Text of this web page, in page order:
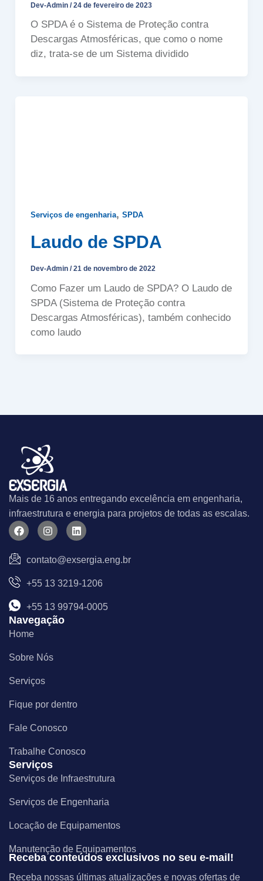
Dev-Admin /24 de fevereiro de 2023
O SPDA é o Sistema de Proteção contra
Descargas Atmosféricas, que como o nome
diz, trata-se de um Sistema dividido
Serviços de engenharia, SPDA
Laudo de SPDA
Dev-Admin /21 de novembro de 2022
Como Fazer um Laudo de SPDA? O Laudo de
SPDA (Sistema de Proteção contra
Descargas Atmosféricas), também conhecido
como laudo
Mais de 16 anos entregando excelência em engenharia,
infraestrutura e energia para projetos de todas as escalas.
F
a
e
b
o
o
I
n
t
a
r
m
L
i
k
e
i
contato@exsergia.eng.br
+55 13 3219-1206
+55 13 99794-0005
Navegação
Home
Sobre Nós
Serviços
Fique por dentro
Fale Conosco
Trabalhe Conosco
Serviços
Serviços de Infraestrutura
Serviços de Engenharia
Locação de Equipamentos
Manutenção de Equipamentos
Receba conteúdos exclusivos no seu e-mail!
Receba nossas últimas atualizações e novas ofertas de